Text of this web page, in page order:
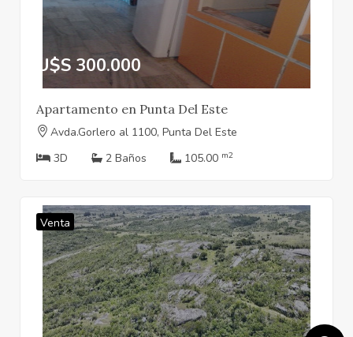
U$S 300.000
Apartamento en Punta Del Este
Avda.Gorlero al 1100, Punta Del Este
3D
2 Baños 105.00 m2
Venta